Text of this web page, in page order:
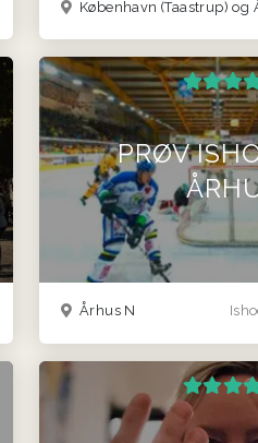
København (Taastrup) og Århus
PRØV
Århus N